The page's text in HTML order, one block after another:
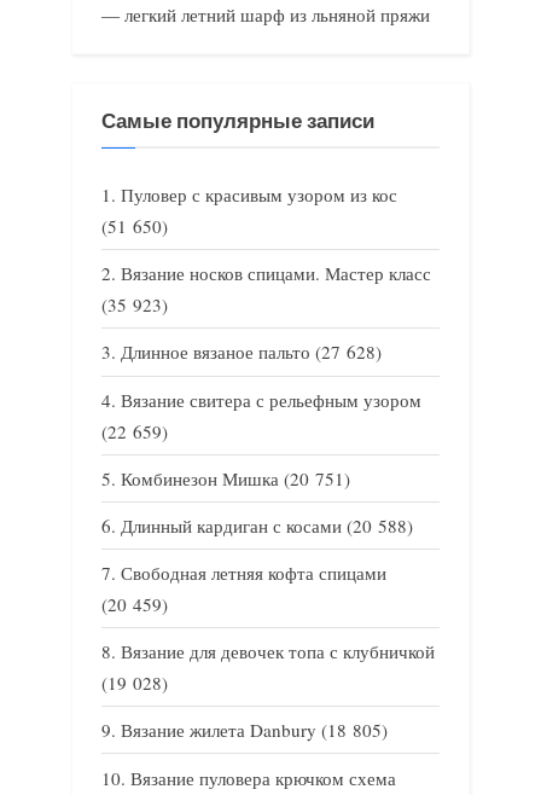
— легкий летний шарф из льняной пряжи
Самые популярные записи
Пуловер с красивым узором из кос
(51 650)
Вязание носков спицами. Мастер класс
(35 923)
Длинное вязаное пальто (27 628)
Вязание свитера с рельефным узором
(22 659)
Комбинезон Мишка (20 751)
Длинный кардиган с косами (20 588)
Свободная летняя кофта спицами
(20 459)
Вязание для девочек топа с клубничкой
(19 028)
Вязание жилета Danbury (18 805)
Вязание пуловера крючком схема